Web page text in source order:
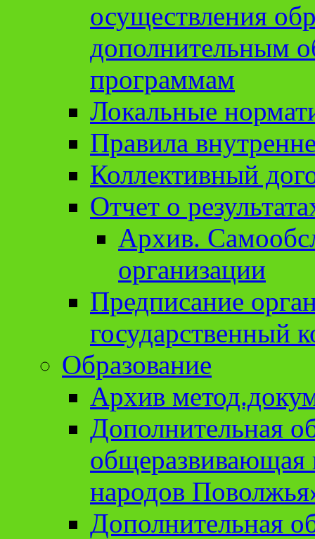
осуществления
дополнительным
программам
Локальные
Правила
Коллективный
Отчет о
Архив.
организации
Предписание
государственный
Образование
Архив
Дополнительная
народов
Дополнительная